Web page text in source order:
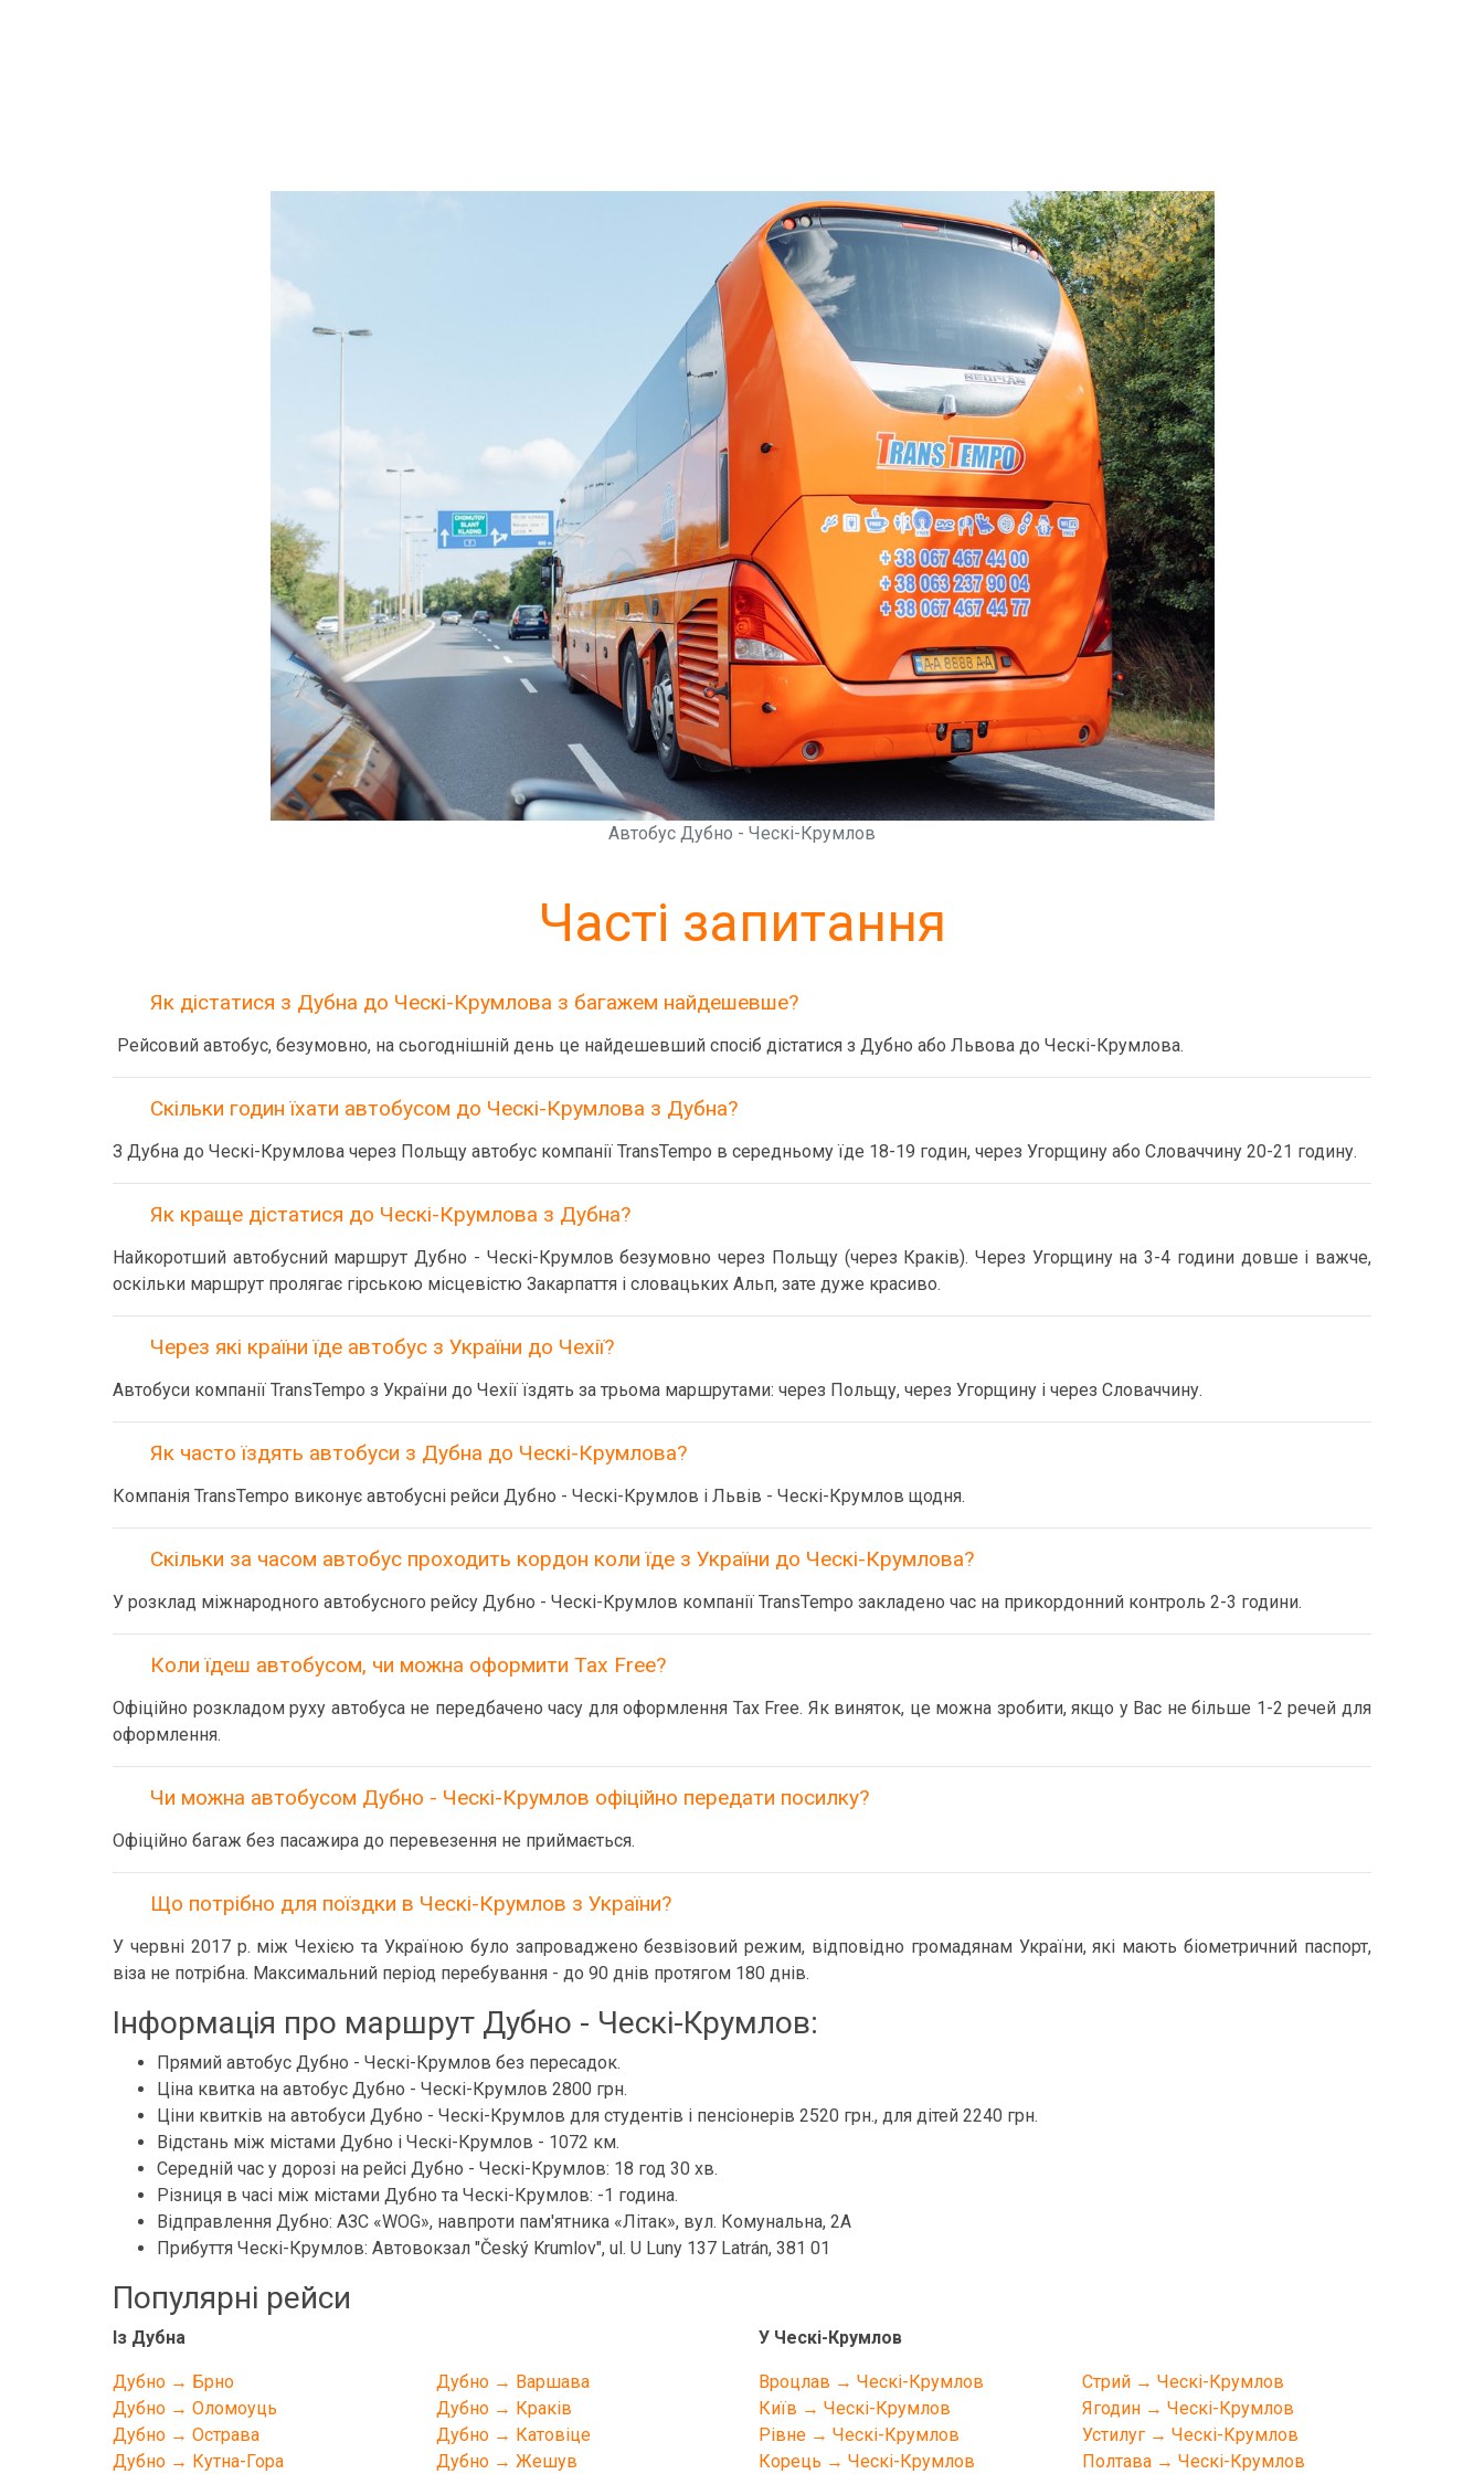
Автобус Дубно - Ческі-Крумлов
Часті запитання
Як дістатися з Дубна до Ческі-Крумлова з багажем найдешевше?
Рейсовий автобус, безумовно, на сьогоднішній день це найдешевший спосіб дістатися з Дубно або Львова до Ческі-Крумлова.
Скільки годин їхати автобусом до Ческі-Крумлова з Дубна?
З Дубна до Ческі-Крумлова через Польщу автобус компанії TransTempo в середньому їде 18-19 годин, через Угорщину або Словаччину 20-21 годину.
Як краще дістатися до Ческі-Крумлова з Дубна?
Найкоротший автобусний маршрут Дубно - Ческі-Крумлов безумовно через Польщу (через Краків). Через Угорщину на 3-4 години довше і важче,
оскільки маршрут пролягає гірською місцевістю Закарпаття і словацьких Альп, зате дуже красиво.
Через які країни їде автобус з України до Чехії?
Автобуси компанії TransTempo з України до Чехії їздять за трьома маршрутами: через Польщу, через Угорщину і через Словаччину.
Як часто їздять автобуси з Дубна до Ческі-Крумлова?
Компанія TransTempo виконує автобусні рейси Дубно - Ческі-Крумлов і Львів - Ческі-Крумлов щодня.
Скільки за часом автобус проходить кордон коли їде з України до Ческі-Крумлова?
У розклад міжнародного автобусного рейсу Дубно - Ческі-Крумлов компанії TransTempo закладено час на прикордонний контроль 2-3 години.
Коли їдеш автобусом, чи можна оформити Tax Free?
Офіційно розкладом руху автобуса не передбачено часу для оформлення Tax Free. Як виняток, це можна зробити, якщо у Вас не більше 1-2 речей для
оформлення.
Чи можна автобусом Дубно - Ческі-Крумлов офіційно передати посилку?
Офіційно багаж без пасажира до перевезення не приймається.
Що потрібно для поїздки в Ческі-Крумлов з України?
У червні 2017 р. між Чехією та Україною було запроваджено безвізовий режим, відповідно громадянам України, які мають біометричний паспорт,
віза не потрібна. Максимальний період перебування - до 90 днів протягом 180 днів.
Інформація про маршрут Дубно - Ческі-Крумлов:
Прямий автобус Дубно - Ческі-Крумлов без пересадок.
Ціна квитка на автобус Дубно - Ческі-Крумлов 2800 грн.
Ціни квитків на автобуси Дубно - Ческі-Крумлов для студентів і пенсіонерів 2520 грн., для дітей 2240 грн.
Відстань між містами Дубно і Ческі-Крумлов - 1072 км.
Середній час у дорозі на рейсі Дубно - Ческі-Крумлов: 18 год 30 хв.
Різниця в часі між містами Дубно та Ческі-Крумлов: -1 година.
Відправлення Дубно: АЗС «WOG», навпроти пам'ятника «Літак», вул. Комунальна, 2А
Прибуття Ческі-Крумлов: Автовокзал "Český Krumlov", ul. U Luny 137 Latrán, 381 01
Популярні рейси
Із Дубна
Дубно → Брно
Дубно → Оломоуць
Дубно → Острава
Дубно → Кутна-Гора
Дубно → Варшава
Дубно → Краків
Дубно → Катовіце
Дубно → Жешув
У Ческі-Крумлов
Вроцлав → Ческі-Крумлов
Київ → Ческі-Крумлов
Рівне → Ческі-Крумлов
Корець → Ческі-Крумлов
Стрий → Ческі-Крумлов
Ягодин → Ческі-Крумлов
Устилуг → Ческі-Крумлов
Полтава → Ческі-Крумлов